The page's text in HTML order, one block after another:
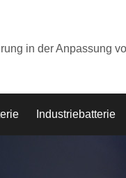
in der Anpassung
Industriebatterie